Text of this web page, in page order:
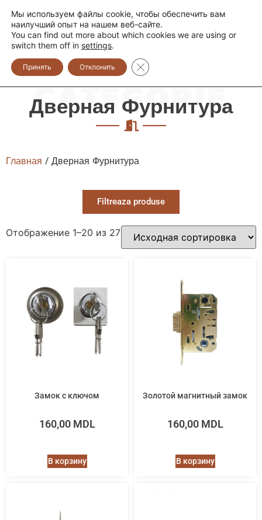
+373 600 888 33 +373 600 888 44
0
CATEGORIE
Дверная Фурнитура
Главная / Дверная Фурнитура
Filtreaza produse
Отображение 1–20 из 27
Замок с ключом
160,00 MDL
В корзину
Золотой магнитный замок
160,00 MDL
В корзину
Мы используем файлы cookie, чтобы обеспечить вам
наилучший опыт на нашем веб-сайте.
You can find out more about which cookies we are using or
switch them off in settings.
Принять Отклонить Закрыть баннер cookie GDPR